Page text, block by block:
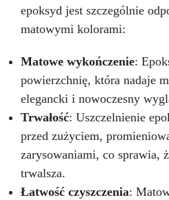
epoksyd jest szczególnie
matowymi kolorami:
Matowe wykończenie:
powierzchnię, która nadaje
elegancki i nowoczesny
Trwałość: Uszczelnienie
przed zużyciem,
zarysowaniami, co sprawia,
trwalsza.
Łatwość czyszczenia: